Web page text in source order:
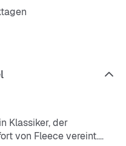
Klassiker, der
von Fleece vereint.